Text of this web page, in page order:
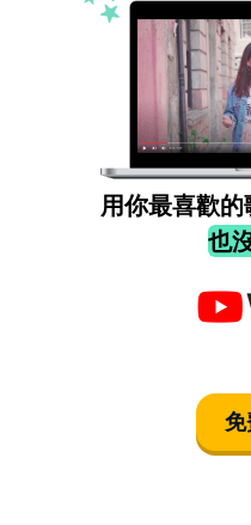
用你最喜歡
也